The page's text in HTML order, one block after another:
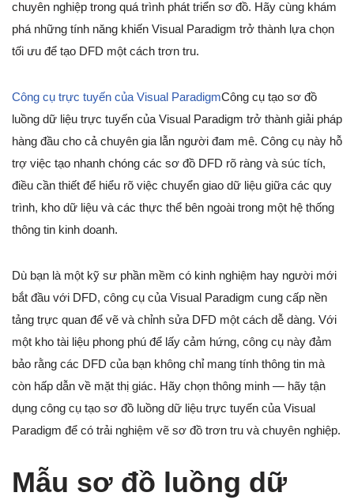
chuyên nghiệp trong quá trình phát triển sơ đồ. Hãy cùng khám
phá những tính năng khiến Visual Paradigm trở thành lựa chọn
tối ưu để tạo DFD một cách trơn tru.
Công cụ trực tuyến của Visual ParadigmCông cụ tạo sơ đồ
luồng dữ liệu trực tuyến của Visual Paradigm trở thành giải pháp
hàng đầu cho cả chuyên gia lẫn người đam mê. Công cụ này hỗ
trợ việc tạo nhanh chóng các sơ đồ DFD rõ ràng và súc tích,
điều cần thiết để hiểu rõ việc chuyển giao dữ liệu giữa các quy
trình, kho dữ liệu và các thực thể bên ngoài trong một hệ thống
thông tin kinh doanh.
Dù bạn là một kỹ sư phần mềm có kinh nghiệm hay người mới
bắt đầu với DFD, công cụ của Visual Paradigm cung cấp nền
tảng trực quan để vẽ và chỉnh sửa DFD một cách dễ dàng. Với
một kho tài liệu phong phú để lấy cảm hứng, công cụ này đảm
bảo rằng các DFD của bạn không chỉ mang tính thông tin mà
còn hấp dẫn về mặt thị giác. Hãy chọn thông minh — hãy tận
dụng công cụ tạo sơ đồ luồng dữ liệu trực tuyến của Visual
Paradigm để có trải nghiệm vẽ sơ đồ trơn tru và chuyên nghiệp.
Mẫu sơ đồ luồng dữ